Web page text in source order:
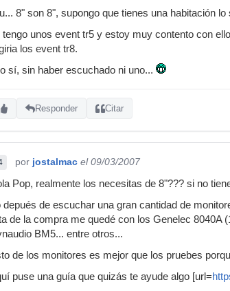
8" son 8", supongo que tienes una habitación
tengo unos event tr5 y estoy muy contento con
los event tr8.
sí, sin haber escuchado ni uno...
Responder Citar
por jostalmac el 09/03/2007
Pop, realmente los necesitas de 8"??? si no
depués de escuchar una gran cantidad de
de la compra me quedé con los Genelec
BM5... entre otros...
de los monitores es mejor que los pruebes
puse una guía que quizás te ayude algo [url=